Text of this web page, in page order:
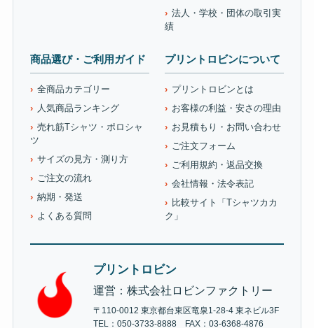
法人・学校・団体の取引実
績
商品選び・ご利用ガイド
全商品カテゴリー
人気商品ランキング
売れ筋Tシャツ・ポロシャ
ツ
サイズの見方・測り方
ご注文の流れ
納期・発送
よくある質問
プリントロビンについて
プリントロビンとは
お客様の利益・安さの理由
お見積もり・お問い合わせ
ご注文フォーム
ご利用規約・返品交換
会社情報・法令表記
比較サイト「Tシャツカカ
ク」
プリントロビン
運営：株式会社ロビンファクトリー
〒110-0012 東京都台東区竜泉1-28-4 東ネビル3F
TEL：050-3733-8888 FAX：03-6368-4876